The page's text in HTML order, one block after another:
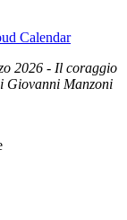
Calendar
2026 - Il coraggio
Giovanni Manzoni